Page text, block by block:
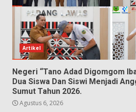
Artikel
Negeri “Tano Adad Digomgom
Dua Siswa Dan Siswi Menjadi
Sumut Tahun 2026.
Agustus 6, 2026